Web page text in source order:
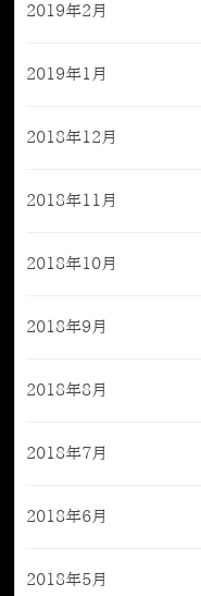
2019年2月
2019年1月
2018年12月
2018年11月
2018年10月
2018年9月
2018年8月
2018年7月
2018年6月
2018年5月